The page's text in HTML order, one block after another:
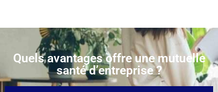
Quels avantages offre une mutuelle
santé d’entreprise ?